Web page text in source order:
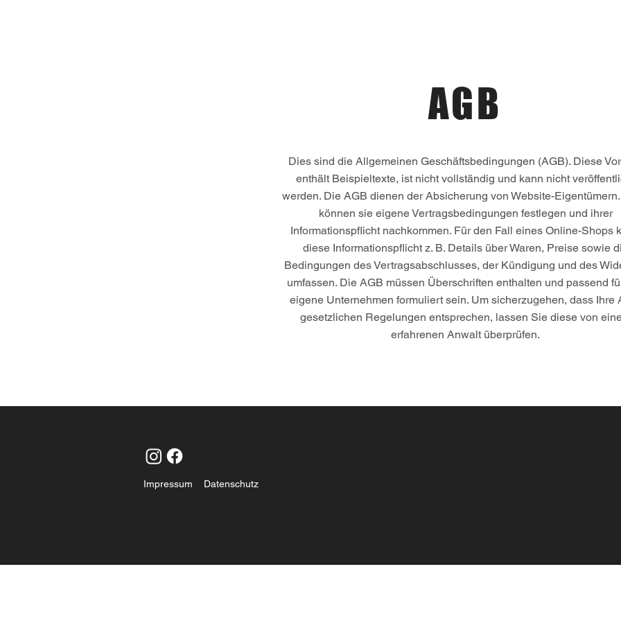
AGB
Dies sind die Allgemeinen Geschäftsbedingungen (AGB). Diese
enthält Beispieltexte, ist nicht vollständig und kann nicht
werden. Die AGB dienen der Absicherung von Website-
können sie eigene Vertragsbedingungen festlegen und ihrer
Informationspflicht nachkommen. Für den Fall eines Online-Shops
diese Informationspflicht z. B. Details über Waren, Preise sowie
Bedingungen des Vertragsabschlusses, der Kündigung und des
umfassen. Die AGB müssen Überschriften enthalten und passend
eigene Unternehmen formuliert sein. Um sicherzugehen, dass Ihre
gesetzlichen Regelungen entsprechen, lassen Sie diese von
erfahrenen Anwalt überprüfen.
Impressum Datenschutz